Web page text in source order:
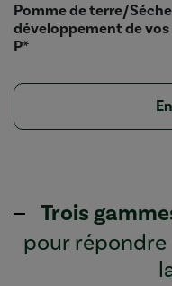
Pomme de terre/
développement de
P*
Trois
pour